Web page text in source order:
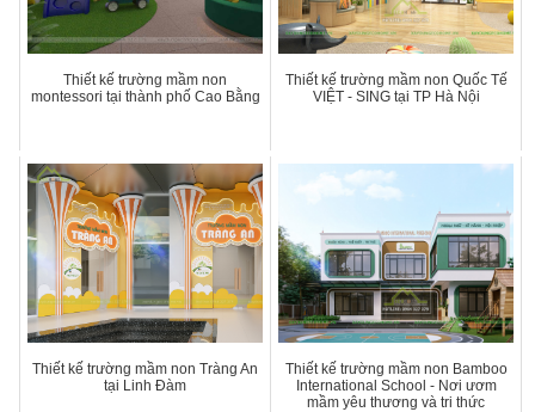
Thiết kế trường mầm non
montessori tại thành phố Cao Bằng
Thiết kế trường mầm non Quốc Tế
VIỆT - SING tại TP Hà Nội
Thiết kế trường mầm non Tràng An
tại Linh Đàm
Thiết kế trường mầm non Bamboo
International School - Nơi ươm
mầm yêu thương và tri thức